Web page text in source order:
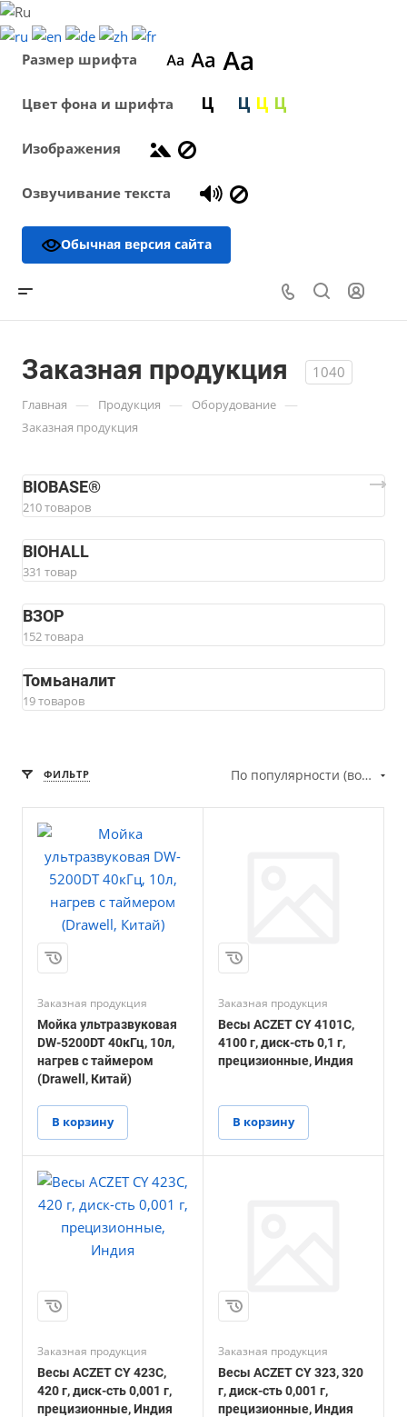
Размер шрифта
Цвет фона и шрифта
Изображения
Озвучивание текста
Обычная версия сайта
Заказная продукция 1040
Главная — Продукция — Оборудование —
Заказная продукция
BIOBASЕ®
210 товаров
BIOHALL
331 товар
ВЗОР
152 товара
Томьаналит
19 товаров
ФИЛЬТР По популярности (возрастание)
Заказная продукция
Мойка ультразвуковая
DW-5200DT 40кГц, 10л,
нагрев с таймером
(Drawell, Китай)
В корзину
Заказная продукция
Весы ACZET CY 4101С,
4100 г, диск-сть 0,1 г,
прецизионные, Индия
В корзину
Заказная продукция
Весы ACZET CY 423С,
420 г, диск-сть 0,001 г,
прецизионные, Индия
Заказная продукция
Весы ACZET CY 323, 320
г, диск-сть 0,001 г,
прецизионные, Индия